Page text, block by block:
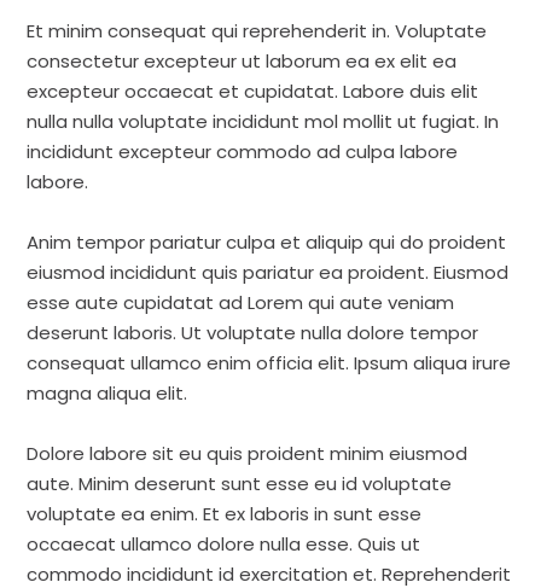
Et minim consequat qui reprehenderit in. Voluptate
consectetur excepteur ut laborum ea ex elit ea
excepteur occaecat et cupidatat. Labore duis elit
nulla nulla voluptate incididunt mol mollit ut fugiat. In
incididunt excepteur commodo ad culpa labore
labore.
Anim tempor pariatur culpa et aliquip qui do proident
eiusmod incididunt quis pariatur ea proident. Eiusmod
esse aute cupidatat ad Lorem qui aute veniam
deserunt laboris. Ut voluptate nulla dolore tempor
consequat ullamco enim officia elit. Ipsum aliqua irure
magna aliqua elit.
Dolore labore sit eu quis proident minim eiusmod
aute. Minim deserunt sunt esse eu id voluptate
voluptate ea enim. Et ex laboris in sunt esse
occaecat ullamco dolore nulla esse. Quis ut
commodo incididunt id exercitation et. Reprehenderit